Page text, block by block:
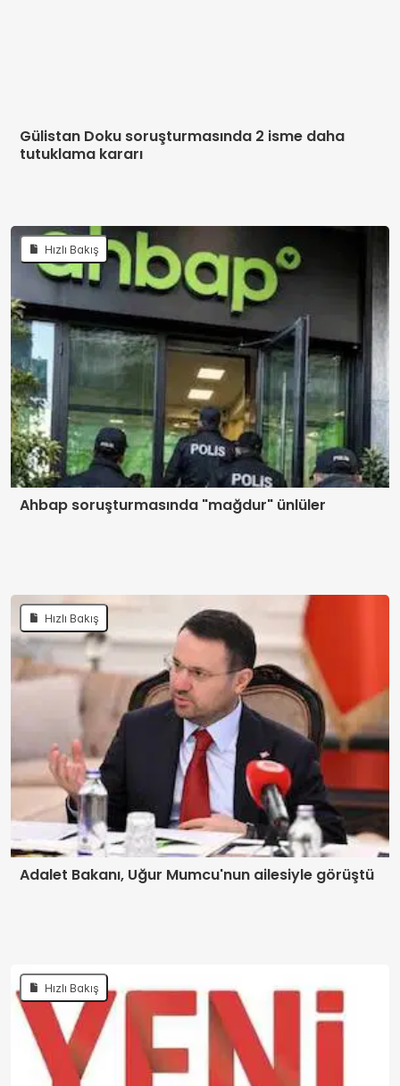
Gülistan Doku soruşturmasında 2 isme daha
tutuklama kararı
Hızlı Bakış
Ahbap soruşturmasında "mağdur" ünlüler
Hızlı Bakış
Adalet Bakanı, Uğur Mumcu'nun ailesiyle görüştü
Hızlı Bakış